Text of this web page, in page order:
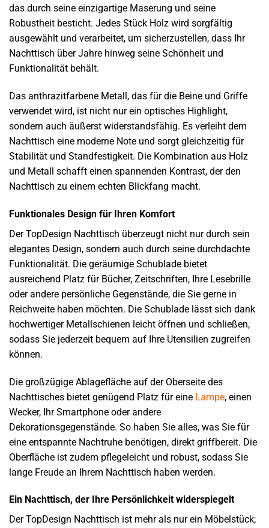
das durch seine einzigartige Maserung und seine
Robustheit besticht. Jedes Stück Holz wird sorgfältig
ausgewählt und verarbeitet, um sicherzustellen, dass Ihr
Nachttisch über Jahre hinweg seine Schönheit und
Funktionalität behält.
Das anthrazitfarbene Metall, das für die Beine und Griffe
verwendet wird, ist nicht nur ein optisches Highlight,
sondern auch äußerst widerstandsfähig. Es verleiht dem
Nachttisch eine moderne Note und sorgt gleichzeitig für
Stabilität und Standfestigkeit. Die Kombination aus Holz
und Metall schafft einen spannenden Kontrast, der den
Nachttisch zu einem echten Blickfang macht.
Funktionales Design für Ihren Komfort
Der TopDesign Nachttisch überzeugt nicht nur durch sein
elegantes Design, sondern auch durch seine durchdachte
Funktionalität. Die geräumige Schublade bietet
ausreichend Platz für Bücher, Zeitschriften, Ihre Lesebrille
oder andere persönliche Gegenstände, die Sie gerne in
Reichweite haben möchten. Die Schublade lässt sich dank
hochwertiger Metallschienen leicht öffnen und schließen,
sodass Sie jederzeit bequem auf Ihre Utensilien zugreifen
können.
Die großzügige Ablagefläche auf der Oberseite des
Nachttisches bietet genügend Platz für eine Lampe, einen
Wecker, Ihr Smartphone oder andere
Dekorationsgegenstände. So haben Sie alles, was Sie für
eine entspannte Nachtruhe benötigen, direkt griffbereit. Die
Oberfläche ist zudem pflegeleicht und robust, sodass Sie
lange Freude an Ihrem Nachttisch haben werden.
Ein Nachttisch, der Ihre Persönlichkeit widerspiegelt
Der TopDesign Nachttisch ist mehr als nur ein Möbelstück;